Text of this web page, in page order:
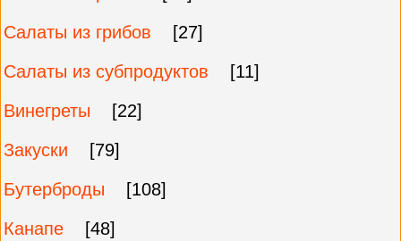
Салаты из грибов
[27]
Салаты из субпродуктов
[11]
Винегреты
[22]
Закуски
[79]
Бутерброды
[108]
Канапе
[48]